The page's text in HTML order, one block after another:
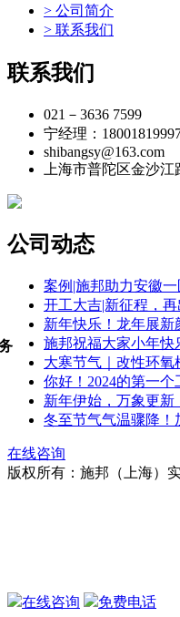
> 公司简介
> 联系我们
联系我们
021－3636 7599
宁经理：
shibangsy@163.com
上海市普陀区金沙
公司动态
案例|施邦助力安徽
开工大吉|新征程，
新年快乐！龙年展新
施邦祝福大家小年快
大寒节气｜改性环氧
你好！2024的第一个
新年伊始，万象更新
冬至节气气温骤降！
在线咨询
版权所有：施邦（上海）
在线咨询 免费电话